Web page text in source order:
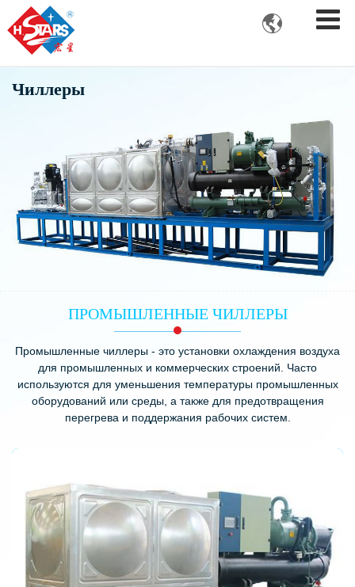

Чиллеры
ПРОМЫШЛЕННЫЕ ЧИЛЛЕРЫ
Промышленные чиллеры - это установки охлаждения воздуха
для промышленных и коммерческих строений. Часто
используются для уменьшения температуры промышленных
оборудований или среды, а также для предотвращения
перегрева и поддержания рабочих систем.